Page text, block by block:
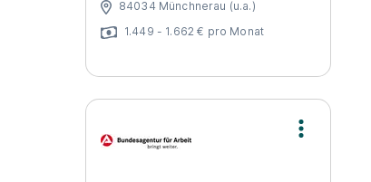
84034 Münchnerau (u.a.)
1.449 - 1.662 € pro Monat